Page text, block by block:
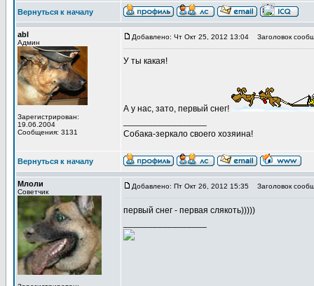
Вернуться к началу
abl
Админ
Зарегистрирован:
19.06.2004
Сообщения: 3131
Добавлено: Чт Окт 25, 2012 13:04 Заголовок
У ты какая!
А у нас, зато, первый снег!
Собака-зеркало своего хозяина!
Вернуться к началу
Млоли
Советчик
Добавлено: Пт Окт 26, 2012 15:35 Заголовок
первый снег - первая слякоть)))))